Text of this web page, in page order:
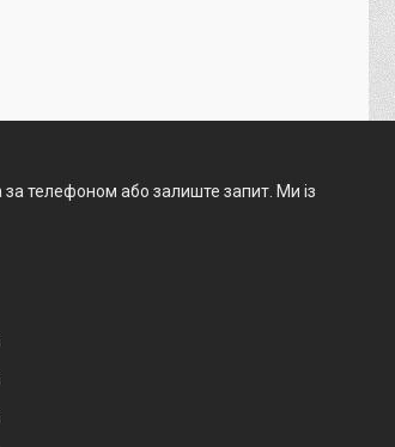
телефоном або залиште запит. Ми із